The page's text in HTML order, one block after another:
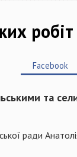
робіт
Facebook
та
ради